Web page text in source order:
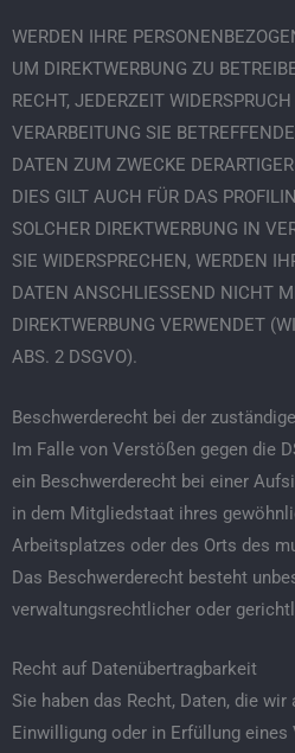
WERDEN IHRE
UM DIREKTWERBUNG ZU
RECHT, JEDERZEIT
VERARBEITUNG SIE
DATEN ZUM ZWECKE
DIES GILT AUCH FÜR DAS
SOLCHER DIREKTWERBUNG IN
SIE WIDERSPRECHEN, WERDEN
DATEN ANSCHLIESSEND NICHT
DIREKTWERBUNG VERWENDET
ABS. 2 DSGVO).
Beschwerde­recht bei der
Im Falle von Verstößen gegen die
ein Beschwerderecht bei einer
in dem Mitgliedstaat ihres
Arbeitsplatzes oder des Orts des
Das Beschwerderecht besteht
verwaltungsrechtlicher oder
Recht auf Daten­übertrag­barkeit
Sie haben das Recht, Daten, die wir
Einwilligung oder in Erfüllung